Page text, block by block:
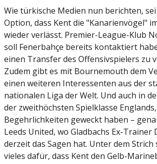
Wie türkische Medien nun berichten,
Option, dass Kent die "Kanarienvögel"
wieder verlässt. Premier-League-Klub
soll Fenerbahçe bereits kontaktiert
einen Transfer des Offensivspielers zu
Zudem gibt es mit Bournemouth dem
einen weiteren Interessenten aus der
nationalen Liga der Welt. Und auch in
der zweithöchsten Spielklasse
Begehrlichkeiten geweckt haben –
Leeds United, wo Gladbachs Ex-Trainer
derzeit das Sagen hat. Unter dem Strich
vieles dafür, dass Kent den Gelb-